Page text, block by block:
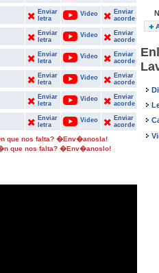
Enviar
letra
Video
Enviar
acorde
Enviar
letra
Video
Enviar
acorde
Enviar
letra
Video
Enviar
acorde
Enviar
letra
Video
Enviar
acorde
Enviar
letra
Video
Enviar
acorde
Enviar
letra
Video
Enviar
acorde
que nos falta? �Env�anosla!
que nos falta? �Env�anoslo!